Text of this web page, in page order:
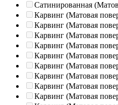
Сатинированная
Карвинг (Матовая
Карвинг (Матовая
Карвинг (Матовая
Карвинг (Матовая
Карвинг (Матовая
Карвинг (Матовая
Карвинг (Матовая
Карвинг (Матовая
Карвинг (Матовая